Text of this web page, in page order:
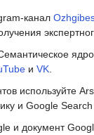
канал
и VK
используйте
и Google Search
и документ